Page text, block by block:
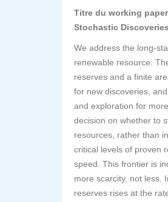
Titre du working
Stochastic Discoveries
We address the long-
renewable resource.
reserves and a finite
for new discoveries,
and exploration for
decision on whether to
resources, rather than
critical levels of proven
speed. This frontier is
more scarcity, not less.
reserves rises at the